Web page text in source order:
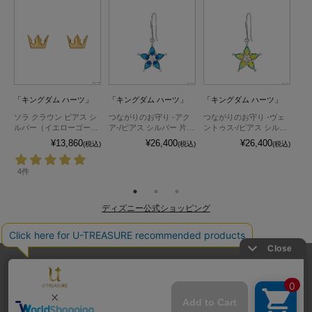
「キングダム ハーツ」
ソラ クラウン ピアス シ
ルバー（イエローゴール
ドコーティング） 片耳
（0.5セット）
¥13,860(税込)
4件
「キングダム ハーツ」
つながりのお守り -アク
ア-/ピアス シルバー 片耳
（0.5セット）¥26,400(税込)
「キングダム ハーツ」
つながりのお守り -ヴェ
ントゥス-/ピアス シルバ
ー 片耳（0.5セット）
¥26,400(税込)
ディズニー公式ショッピング
送料とお支払い方法 プライバシーポリシー サイトご利用規約